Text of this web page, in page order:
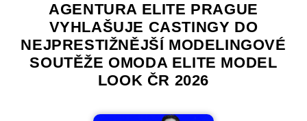
AGENTURA ELITE PRAGUE
VYHLAŠUJE CASTINGY DO
NEJPRESTIŽNĚJŠÍ MODELINGOVÉ
SOUTĚŽE OMODA ELITE MODEL
LOOK ČR 2026